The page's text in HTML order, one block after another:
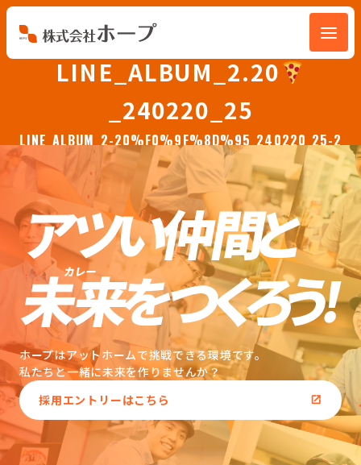
会社を知る
人を知る
環境を知る
お知らせ
ホープブログ
LINE_ALBUM_2.20
_240220_25
LINE_ALBUM_2-20%F0%9F%8D%95_240220_25-2
ホープはアットホームで挑戦できる環境です。
私たちと一緒に未来を作りませんか？
採用エントリーはこちら